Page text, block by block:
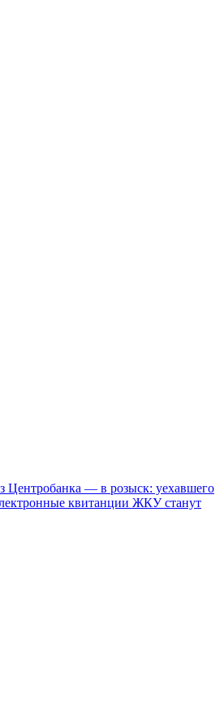
Центробанка — в розыск: уехавшего
квитанции ЖКУ станут